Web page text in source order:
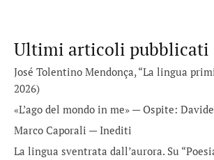
Ultimi articoli pubblicati
José Tolentino Mendonça, “La lingua
2026)
«L’ago del mondo in me» — Ospite:
Marco Caporali — Inediti
La lingua sventrata dall’aurora. Su